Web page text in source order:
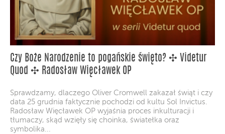
Czy Boże Narodzenie to pogańskie święto? ✣ Videtur
Quod ✣ Radosław Więcławek OP
Sprawdzamy, dlaczego Oliver Cromwell zakazał świąt i czy
data 25 grudnia faktycznie pochodzi od kultu Sol Invictus.
Radosław Więcławek OP wyjaśnia proces inkulturacji i
tłumaczy, skąd wzięły się choinka, światełka oraz
symbolika...